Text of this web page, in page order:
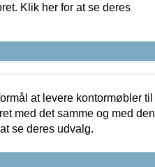
Klik her for at se deres
at levere kontormøbler til
med det samme og med den
se deres udvalg.